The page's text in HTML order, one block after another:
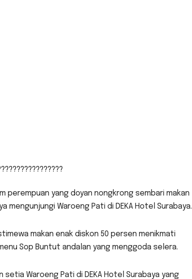
perempuan yang doyan nongkrong sembari makan
Waroeng Pati di DEKA Hotel Surabaya.
makan enak diskon 50 persen menikmati
Sop Buntut andalan yang menggoda selera.
Waroeng Pati di DEKA Hotel Surabaya yang